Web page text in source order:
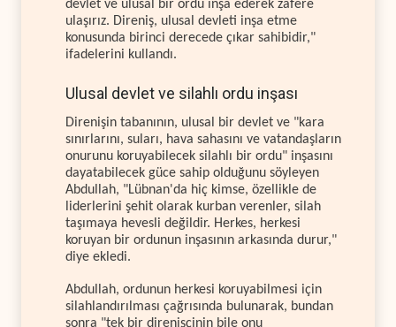
devlet ve ulusal bir ordu inşa ederek zafere
ulaşırız. Direniş, ulusal devleti inşa etme
konusunda birinci derecede çıkar sahibidir,"
ifadelerini kullandı.
Ulusal devlet ve silahlı ordu inşası
Direnişin tabanının, ulusal bir devlet ve "kara
sınırlarını, suları, hava sahasını ve vatandaşların
onurunu koruyabilecek silahlı bir ordu" inşasını
dayatabilecek güce sahip olduğunu söyleyen
Abdullah, "Lübnan'da hiç kimse, özellikle de
liderlerini şehit olarak kurban verenler, silah
taşımaya hevesli değildir. Herkes, herkesi
koruyan bir ordunun inşasının arkasında durur,"
diye ekledi.
Abdullah, ordunun herkesi koruyabilmesi için
silahlandırılması çağrısında bulunarak, bundan
sonra "tek bir direnişçinin bile onu